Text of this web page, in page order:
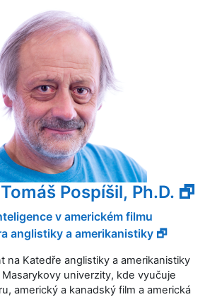
Pospíšil, Ph.D. 🗗
v americkém filmu
anglistiky a amerikanistiky 🗗
na Katedře anglistiky a amerikanistiky
univerzity, kde vyučuje
americký a kanadský film a americká